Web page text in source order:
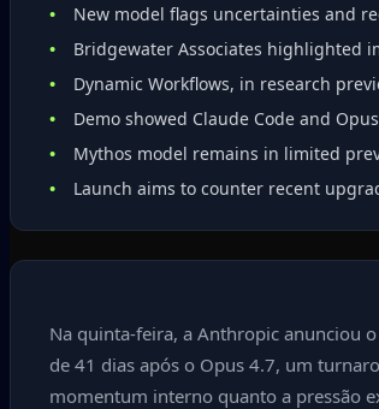
New model flags uncertainties and
Bridgewater Associates highlighted
Dynamic Workflows, in research
Demo showed Claude Code and
Mythos model remains in limited
Launch aims to counter recent
Na quinta-feira, a Anthropic anunciou
de 41 dias após o Opus 4.7, um
momentum interno quanto a pressão